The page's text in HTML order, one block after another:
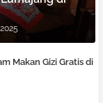
Makan Gizi Gratis di